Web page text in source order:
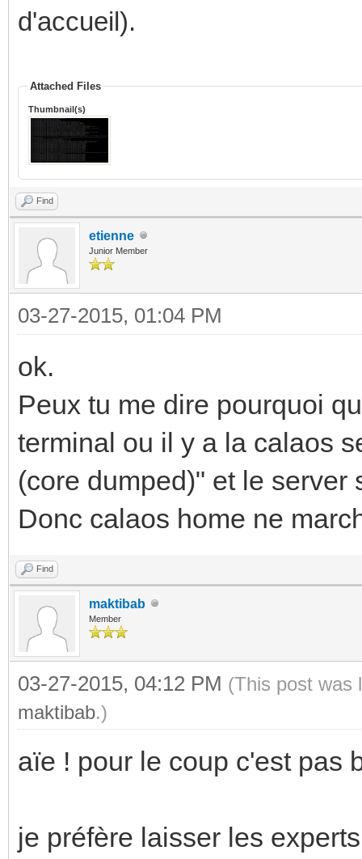
d'accueil).
Attached Files
Thumbnail(s)
Find
etienne
Junior Member
03-27-2015, 01:04 PM
ok.
Peux tu me dire pourquoi
terminal ou il y a la calaos
(core dumped)" et le server
Donc calaos home ne
Find
maktibab
Member
03-27-2015, 04:12 PM (This post was
maktibab.)
aïe ! pour le coup c'est pas
je préfère laisser les